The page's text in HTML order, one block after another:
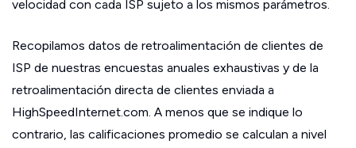
velocidad con cada ISP sujeto a los mismos parámetros.
Recopilamos datos de retroalimentación de clientes de
ISP de nuestras encuestas anuales exhaustivas y de la
retroalimentación directa de clientes enviada a
HighSpeedInternet.com. A menos que se indique lo
contrario, las calificaciones promedio se calculan a nivel